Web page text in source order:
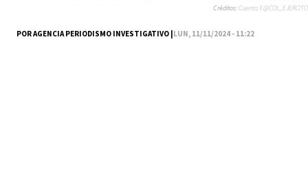
POR AGENCIA PERIODISMO INVESTIGATIVO |LUN, 11/11/2024 - 11:22
Créditos:Cuenta X @COL_EJERCITO